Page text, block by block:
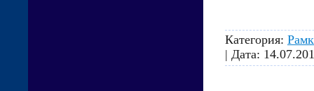
Категория:
| Дата: